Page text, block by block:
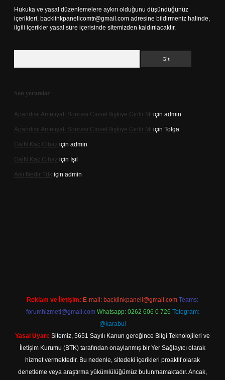
Hukuka ve yasal düzenlemelere aykırı olduğunu düşündüğünüz
içerikleri, backlinkpanelicomtr@gmail.com adresine bildirmeniz halinde,
ilgili içerikler yasal süre içerisinde sitemizden kaldırılacaktır.
Son yorumlar
Apandisit Ameliyatı Sonrası Cinsel Ilişkiye Girilir Mi için admin
Apandisit Ameliyatı Sonrası Cinsel Ilişkiye Girilir Mi için Tolga
Gai̇N Kaç Cihaz için admin
Gai̇N Kaç Cihaz için Işıl
Aslı Nedir Tdk için admin
Reklam ve İletişim: E-mail: backlinkpaneli@gmail.com Teams:
forumhizmeti@gmail.com Whatsapp: 0262 606 0 726 Telegram:
@karabul
Yasal Uyarı: Sitemiz, 5651 Sayılı Kanun gereğince Bilgi Teknolojileri ve
İletişim Kurumu (BTK) tarafından onaylanmış bir Yer Sağlayıcı olarak
hizmet vermektedir. Bu nedenle, sitedeki içerikleri proaktif olarak
denetleme veya araştırma yükümlülüğümüz bulunmamaktadır. Ancak,